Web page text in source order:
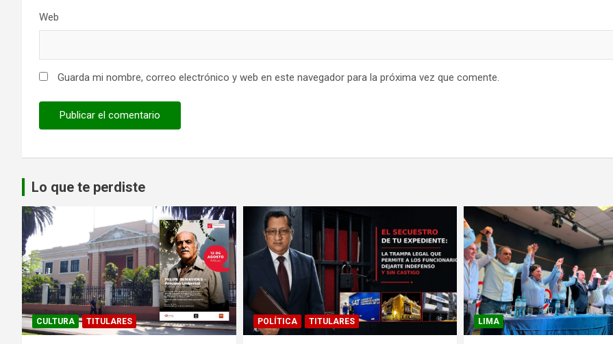
Web
Guarda mi nombre, correo electrónico y web en este navegador para la próxima vez que comente.
Lo que te perdiste
CULTURA TITULARES POLÍTICA TITULARES LIMA